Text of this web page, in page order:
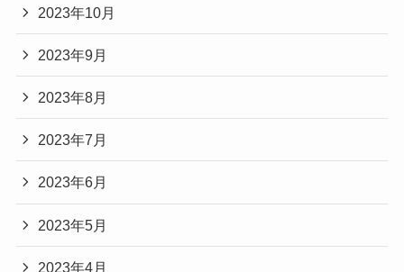
2023年10月
2023年9月
2023年8月
2023年7月
2023年6月
2023年5月
2023年4月